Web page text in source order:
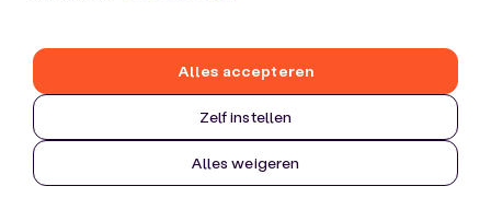
Zelf instellen
Alles weigeren
Alles accepteren